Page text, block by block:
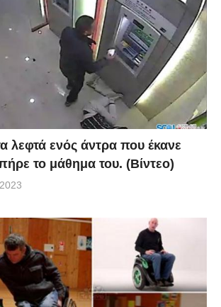
λεφτά ενός άντρα που έκανε
το μάθημα του. (Βίντεο)